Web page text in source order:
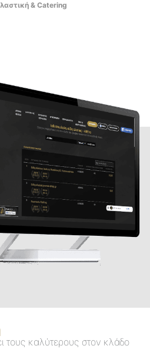
& Catering
τους καλύτερους στον κλάδο